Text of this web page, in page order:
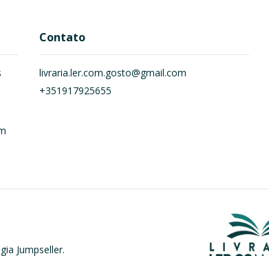
Contato
livraria.ler.com.gosto@gmail.com
+351917925655
Jumpseller.